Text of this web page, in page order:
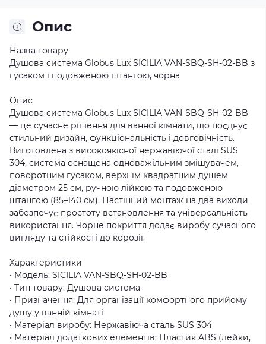
Опис
Назва товару
Душова система Globus Lux SICILIA VAN-SBQ-SH-02-BB з
гусаком і подовженою штангою, чорна
Опис
Душова система Globus Lux SICILIA VAN-SBQ-SH-02-BB
— це сучасне рішення для ванної кімнати, що поєднує
стильний дизайн, функціональність і довговічність.
Виготовлена з високоякісної нержавіючої сталі SUS
304, система оснащена одноважільним змішувачем,
поворотним гусаком, верхнім квадратним душем
діаметром 25 см, ручною лійкою та подовженою
штангою (85–140 см). Настінний монтаж на два виходи
забезпечує простоту встановлення та універсальність
використання. Чорне покриття додає виробу сучасного
вигляду та стійкості до корозії.
Характеристики
• Модель: SICILIA VAN-SBQ-SH-02-BB
• Тип товару: Душова система
• Призначення: Для організації комфортного прийому
душу у ванній кімнаті
• Матеріал виробу: Нержавіюча сталь SUS 304
• Матеріал додаткових елементів: Пластик ABS (лейки,